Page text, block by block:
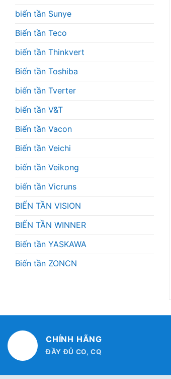
biến tần Sunye
Biến tần Teco
biến tần Thinkvert
Biến tần Toshiba
biến tần Tverter
biến tần V&T
Biến tần Vacon
Biến tần Veichi
biến tần Veikong
biến tần Vicruns
BIẾN TẦN VISION
BIẾN TẦN WINNER
Biến tần YASKAWA
Biến tần ZONCN
CHÍNH HÃNG
ĐẦY ĐỦ CO, CQ